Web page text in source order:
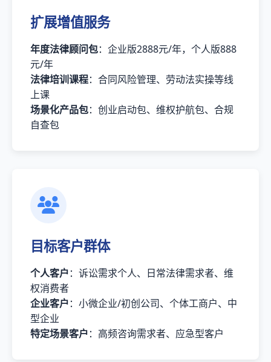
扩展增值服务
年度法律顾问包：企业版2888元/年，个人版888
元/年
法律培训课程：合同风险管理、劳动法实操等线
上课
场景化产品包：创业启动包、维权护航包、合规
自查包
目标客户群体
个人客户：诉讼需求个人、日常法律需求者、维
权消费者
企业客户：小微企业/初创公司、个体工商户、中
型企业
特定场景客户：高频咨询需求者、应急型客户